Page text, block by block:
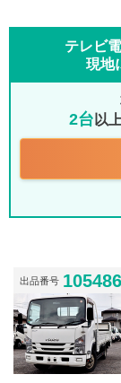
テレビ
現地
2台 以
出品番号 105486